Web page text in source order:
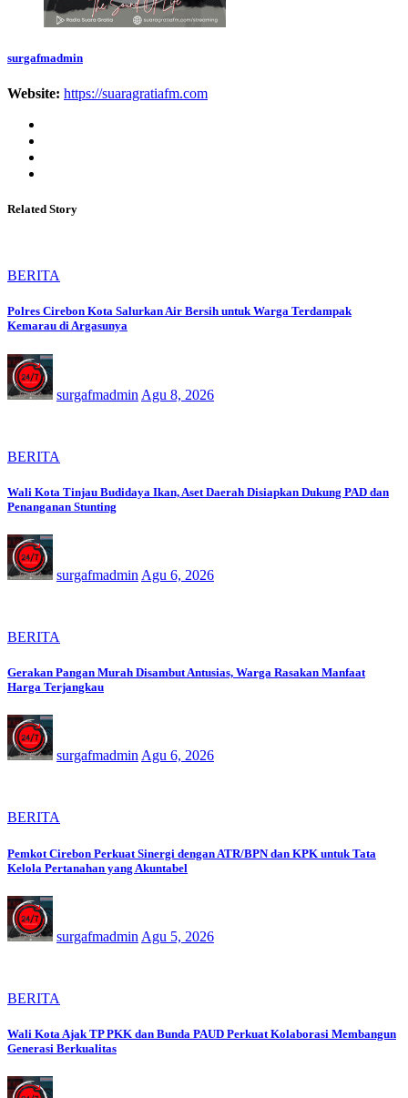
surgafmadmin
Website: https://suaragratiafm.com
Related Story
BERITA
Polres Cirebon Kota Salurkan Air Bersih untuk Warga Terdampak
Kemarau di Argasunya
surgafmadmin Agu 8, 2026
BERITA
Wali Kota Tinjau Budidaya Ikan, Aset Daerah Disiapkan Dukung PAD dan
Penanganan Stunting
surgafmadmin Agu 6, 2026
BERITA
Gerakan Pangan Murah Disambut Antusias, Warga Rasakan Manfaat
Harga Terjangkau
surgafmadmin Agu 6, 2026
BERITA
Pemkot Cirebon Perkuat Sinergi dengan ATR/BPN dan KPK untuk Tata
Kelola Pertanahan yang Akuntabel
surgafmadmin Agu 5, 2026
BERITA
Wali Kota Ajak TP PKK dan Bunda PAUD Perkuat Kolaborasi Membangun
Generasi Berkualitas